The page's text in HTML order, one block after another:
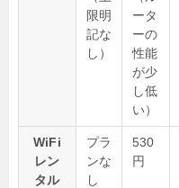
限明
記な
し）
ータ
ーの
性能
が少
し低
い）
WiFi
レン
タル
プラ
ンな
し
530
円